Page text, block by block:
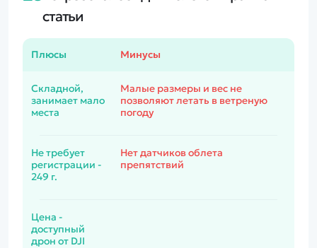
статьи
Плюсы Минусы
Складной,
занимает мало
места
Малые размеры и вес не
позволяют летать в ветреную
погоду
Не требует
регистрации -
249 г.
Нет датчиков облета
препятствий
Цена -
доступный
дрон от DJI